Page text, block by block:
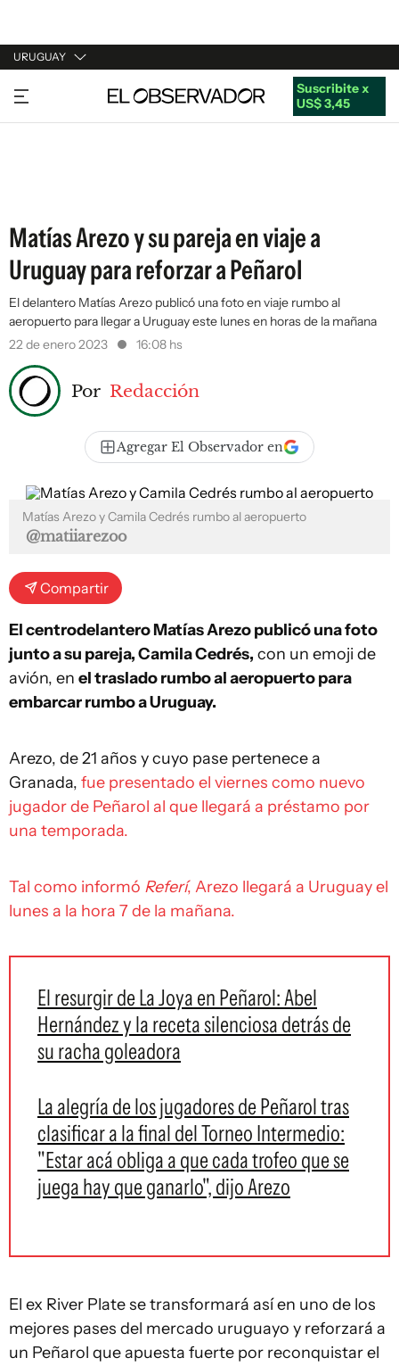
URUGUAY
URUGUAY
ARGENTINA
Suscribite x
US$ 3,45
Matías Arezo y su pareja en viaje a
Uruguay para reforzar a Peñarol
El delantero Matías Arezo publicó una foto en viaje rumbo al
aeropuerto para llegar a Uruguay este lunes en horas de la mañana
22 de enero 2023
16:08 hs
Por Redacción
Agregar El Observador en
Matías Arezo y Camila Cedrés rumbo al aeropuerto
@matiiarezoo
Compartir
El centrodelantero Matías Arezo publicó una foto
junto a su pareja, Camila Cedrés, con un emoji de
avión, en el traslado rumbo al aeropuerto para
embarcar rumbo a Uruguay.
Arezo, de 21 años y cuyo pase pertenece a
Granada, fue presentado el viernes como nuevo
jugador de Peñarol al que llegará a préstamo por
una temporada.
Tal como informó Referí, Arezo llegará a Uruguay el
lunes a la hora 7 de la mañana.
El resurgir de La Joya en Peñarol: Abel
Hernández y la receta silenciosa detrás de
su racha goleadora
La alegría de los jugadores de Peñarol tras
clasificar a la final del Torneo Intermedio:
"Estar acá obliga a que cada trofeo que se
juega hay que ganarlo", dijo Arezo
El ex River Plate se transformará así en uno de los
mejores pases del mercado uruguayo y reforzará a
un Peñarol que apuesta fuerte por reconquistar el